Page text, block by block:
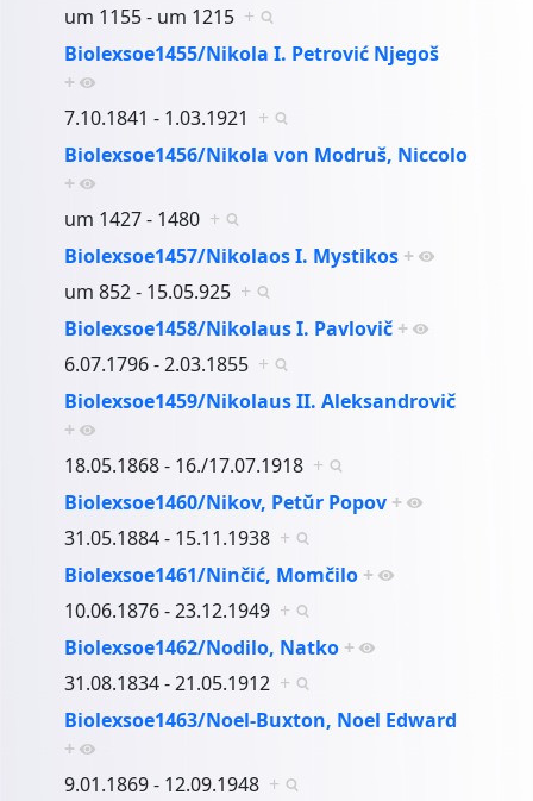
um 1155 - um 1215 +
Biolexsoe1455/Nikola I. Petrović Njegoš
+
7.10.1841 - 1.03.1921 +
Biolexsoe1456/Nikola von Modruš, Niccolo
+
um 1427 - 1480 +
Biolexsoe1457/Nikolaos I. Mystikos +
um 852 - 15.05.925 +
Biolexsoe1458/Nikolaus I. Pavlovič +
6.07.1796 - 2.03.1855 +
Biolexsoe1459/Nikolaus II. Aleksandrovič
+
18.05.1868 - 16./17.07.1918 +
Biolexsoe1460/Nikov, Petŭr Popov +
31.05.1884 - 15.11.1938 +
Biolexsoe1461/Ninčić, Momčilo +
10.06.1876 - 23.12.1949 +
Biolexsoe1462/Nodilo, Natko +
31.08.1834 - 21.05.1912 +
Biolexsoe1463/Noel-Buxton, Noel Edward
+
9.01.1869 - 12.09.1948 +